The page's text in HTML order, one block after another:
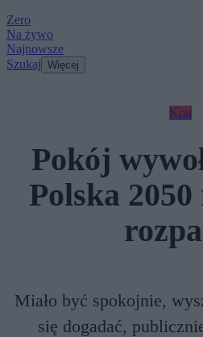
Zero
Na żywo
Najnowsze
Szukaj Więcej
Kraj
Pokój
Polska
Miało być spokojnie,
się dogadać,